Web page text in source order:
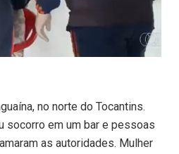
no norte do Tocantins.
socorro em um bar e pessoas
as autoridades. Mulher